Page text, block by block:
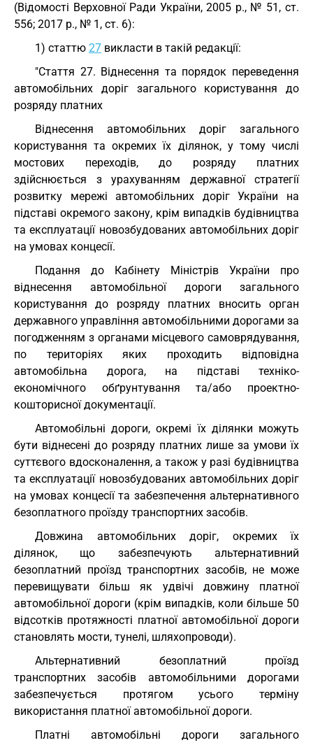
(Відомості Верховної Ради України, 2005 р., № 51, ст.
556; 2017 р., № 1, ст. 6):
1) статтю 27 викласти в такій редакції:
"Стаття 27. Віднесення та порядок переведення
автомобільних доріг загального користування до
розряду платних
Віднесення автомобільних доріг загального
користування та окремих їх ділянок, у тому числі
мостових переходів, до розряду платних
здійснюється з урахуванням державної стратегії
розвитку мережі автомобільних доріг України на
підставі окремого закону, крім випадків будівництва
та експлуатації новозбудованих автомобільних доріг
на умовах концесії.
Подання до Кабінету Міністрів України про
віднесення автомобільної дороги загального
користування до розряду платних вносить орган
державного управління автомобільними дорогами за
погодженням з органами місцевого самоврядування,
по територіях яких проходить відповідна
автомобільна дорога, на підставі техніко-
економічного обґрунтування та/або проектно-
кошторисної документації.
Автомобільні дороги, окремі їх ділянки можуть
бути віднесені до розряду платних лише за умови їх
суттєвого вдосконалення, а також у разі будівництва
та експлуатації новозбудованих автомобільних доріг
на умовах концесії та забезпечення альтернативного
безоплатного проїзду транспортних засобів.
Довжина автомобільних доріг, окремих їх
ділянок, що забезпечують альтернативний
безоплатний проїзд транспортних засобів, не може
перевищувати більш як удвічі довжину платної
автомобільної дороги (крім випадків, коли більше 50
відсотків протяжності платної автомобільної дороги
становлять мости, тунелі, шляхопроводи).
Альтернативний безоплатний проїзд
транспортних засобів автомобільними дорогами
забезпечується протягом усього терміну
використання платної автомобільної дороги.
Платні автомобільні дороги загального